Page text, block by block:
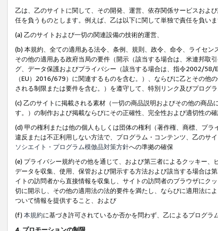
乙は、乙のサイトに関して、その開発、運営、依存関係サービスおよ
任を負うものとします。例えば、乙は以下に関して単独で責任を負い
(a) 乙のサイトおよび一切の関連設備の技術的運営、
(b) 本規約、全ての適用ある法令、条例、規則、政令、命令、ライセ
その他の適用ある政府当局の要件（開示（該当する場合は、米連邦取
グ、データ保護およびプライバシー（該当する場合は、指令2002/58/
（EU）2016/679）に関連するものを含む。）、ならびに乙とその他
される制限または要件を含む。）を遵守して、特別リンク及びプログ
(c) 乙のサイトに掲載される素材（一切の商品説明およびその他の商
す。）の制作および掲載ならびにその正確性、完全性および適切性の
(d) 甲の権利または他の個人もしくは団体の権利（著作権、商標、プ
違反または不正利用しない方法で、プログラム・コンテンツ、乙のサ
ソシエイト・プログラム模倣品対策方針への準拠の確保
(e) プライバシー規約その他を通じて、および第三者によるクッキー
データを収集、使用、保管および開示する方法および該当する場合は
イトの訪問者から直接情報を収集し、サイトの訪問者のブラウザにク
切に開示し、その他の適用法の法的要件を満たし、ならびに適用法に
ついて情報を提供すること、および
(f) 本規約に基づき許可されているか否かを問わず、乙によるプログ
4. プロモーションの制限